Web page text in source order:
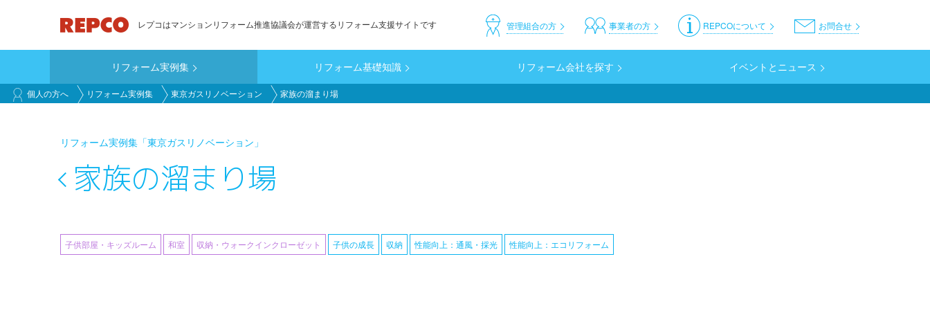
ン
ン
テ
レプコはマンションリフォーム推進協議会が運営するリフォーム支援サイトです header_customer お問合せ
REPCOについて
事業者の方
管理組合の方
main_customer
リフォーム実例集 リフォーム基礎知識 リフォーム会社を探す イベントとニュース
個人の方へ リフォーム実例集 東京ガスリノベーション 家族の溜まり場
リフォーム実例集 「東京ガスリノベーション」
家族の溜まり場
子供の成長 収納 性能向上：通風・採光 性能向上：エコリフォーム
子供部屋・キッズルーム 和室 収納・ウォークインクローゼット